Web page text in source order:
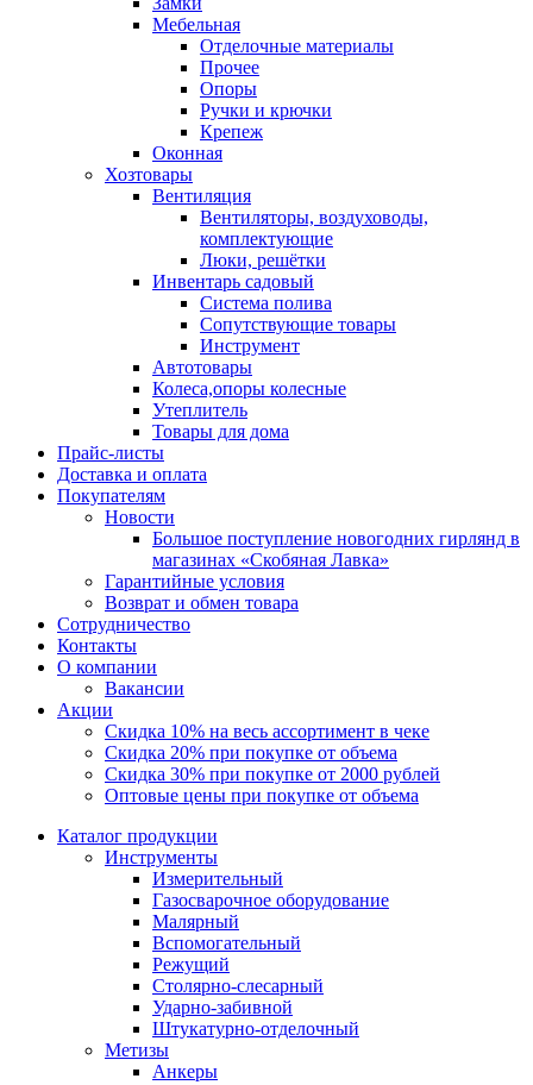
Мебельная
Отделочные материалы
Прочее
Опоры
Ручки и крючки
Крепеж
Оконная
Хозтовары
Вентиляция
Вентиляторы, воздуховоды,
комплектующие
Люки, решётки
Инвентарь садовый
Система полива
Сопутствующие товары
Инструмент
Автотовары
Колеса,опоры колесные
Утеплитель
Товары для дома
Прайс-листы
Доставка и оплата
Покупателям
Новости
Большое поступление новогодних гирлянд в
магазинах «Скобяная Лавка»
Гарантийные условия
Возврат и обмен товара
Сотрудничество
Контакты
О компании
Вакансии
Акции
Скидка 10% на весь ассортимент в чеке
Скидка 20% при покупке от объема
Скидка 30% при покупке от 2000 рублей
Оптовые цены при покупке от объема
Каталог продукции
Инструменты
Измерительный
Газосварочное оборудование
Малярный
Вспомогательный
Режущий
Столярно-слесарный
Ударно-забивной
Штукатурно-отделочный
Метизы
Анкеры